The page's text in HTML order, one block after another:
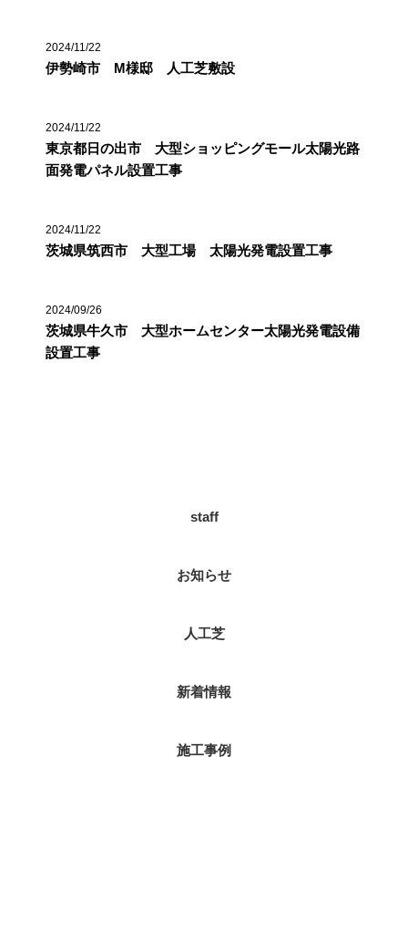
2024/11/22
伊勢崎市 M様邸 人工芝敷設
2024/11/22
東京都日の出市 大型ショッピングモール太陽光路
面発電パネル設置工事
2024/11/22
茨城県筑西市 大型工場 太陽光発電設置工事
2024/09/26
茨城県牛久市 大型ホームセンター太陽光発電設備
設置工事
staff
お知らせ
人工芝
新着情報
施工事例